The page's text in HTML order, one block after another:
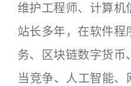
维护工程师、计算机
站长多年，在软件程
务、区块链数字货币
当竞争、人工智能